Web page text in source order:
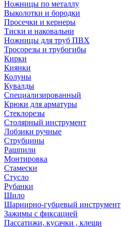
Ножницы по металлу
Выколотки и бородки
Просечки и кернеры
Тиски и наковальни
Ножницы для труб ПВХ
Тросорезы и трубогибы
Кирки
Киянки
Колуны
Кувалды
Специализированный
Крюки для арматуры
Стеклорезы
Столярный инструмент
Лобзики ручные
Струбцины
Рашпили
Монтировка
Стамески
Стусло
Рубанки
Шило
Шарнирно-губцевый инструмент
Зажимы с фиксацией
Пассатижи, кусачки , клещи